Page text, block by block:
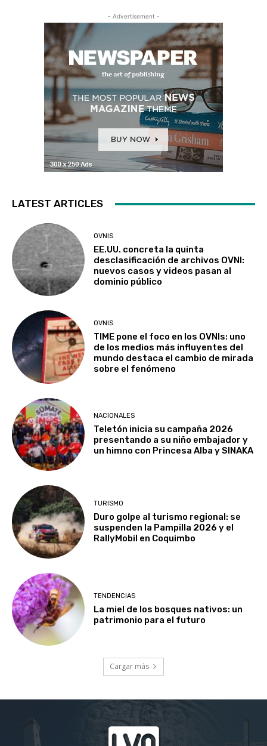
- Advertisement -
LATEST ARTICLES
OVNIS
EE.UU. concreta la quinta
desclasificación de archivos OVNI:
nuevos casos y videos pasan al
dominio público
OVNIS
TIME pone el foco en los OVNIs: uno
de los medios más influyentes del
mundo destaca el cambio de mirada
sobre el fenómeno
NACIONALES
Teletón inicia su campaña 2026
presentando a su niño embajador y
un himno con Princesa Alba y SINAKA
TURISMO
Duro golpe al turismo regional: se
suspenden la Pampilla 2026 y el
RallyMobil en Coquimbo
TENDENCIAS
La miel de los bosques nativos: un
patrimonio para el futuro
Cargar más